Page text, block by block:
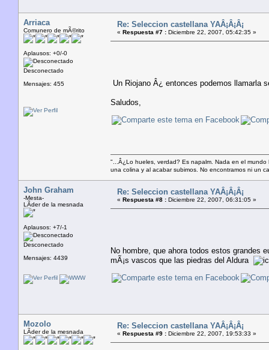
Arriaca
Comunero de mÃ©rito
Aplausos: +0/-0
Desconectado
Mensajes: 455
Re: Seleccion castellana YAÂ¡Â¡Â¡
« Respuesta #7 : Diciembre 22, 2007, 05:42:35 »
Un Riojano Â¿ entonces podemos llamarla
Saludos,
"...Â¿Lo hueles, verdad? Es napalm. Nada en el
una colina y al acabar subimos. No encontramos ni un
John Graham
-Mesta-
LÃ­der de la mesnada
Aplausos: +7/-1
Desconectado
Mensajes: 4439
Re: Seleccion castellana YAÂ¡Â¡Â¡
« Respuesta #8 : Diciembre 22, 2007, 06:31:05 »
No hombre, que ahora todos estos grandes
mÃ¡s vascos que las piedras del Aldura
Mozolo
LÃ­der de la mesnada
Re: Seleccion castellana YAÂ¡Â¡Â¡
« Respuesta #9 : Diciembre 22, 2007, 19:53:33 »